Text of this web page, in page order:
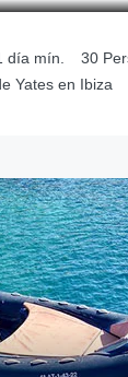
día mín. 30
Yates en Ibiza